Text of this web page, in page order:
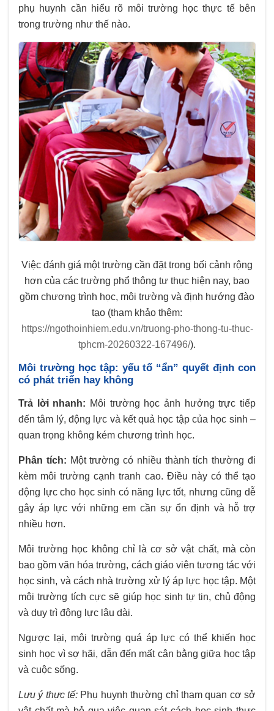
phụ huynh cần hiểu rõ môi trường học thực tế bên
trong trường như thế nào.
Việc đánh giá một trường cần đặt trong bối cảnh rộng
hơn của các trường phổ thông tư thục hiện nay, bao
gồm chương trình học, môi trường và định hướng đào
tạo (tham khảo thêm:
https://ngothoinhiem.edu.vn/truong-pho-thong-tu-thuc-
tphcm-20260322-167496/).
Môi trường học tập: yếu tố “ẩn” quyết định con
có phát triển hay không
Trả lời nhanh: Môi trường học ảnh hưởng trực tiếp
đến tâm lý, động lực và kết quả học tập của học sinh –
quan trọng không kém chương trình học.
Phân tích: Một trường có nhiều thành tích thường đi
kèm môi trường cạnh tranh cao. Điều này có thể tạo
động lực cho học sinh có năng lực tốt, nhưng cũng dễ
gây áp lực với những em cần sự ổn định và hỗ trợ
nhiều hơn.
Môi trường học không chỉ là cơ sở vật chất, mà còn
bao gồm văn hóa trường, cách giáo viên tương tác với
học sinh, và cách nhà trường xử lý áp lực học tập. Một
môi trường tích cực sẽ giúp học sinh tự tin, chủ động
và duy trì động lực lâu dài.
Ngược lại, môi trường quá áp lực có thể khiến học
sinh học vì sợ hãi, dẫn đến mất cân bằng giữa học tập
và cuộc sống.
Lưu ý thực tế: Phụ huynh thường chỉ tham quan cơ sở